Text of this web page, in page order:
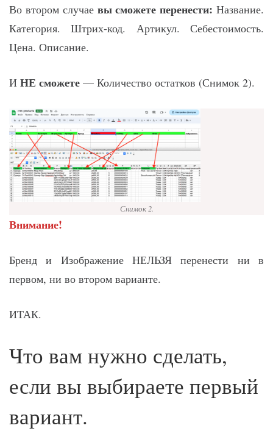
Во втором случае вы сможете перенести: Название.
Категория. Штрих-код. Артикул. Себестоимость.
Цена. Описание.
И НЕ сможете — Количество остатков (Снимок 2).
Снимок 2.
Внимание!
Бренд и Изображение НЕЛЬЗЯ перенести ни в
первом, ни во втором варианте.
ИТАК.
Что вам нужно сделать,
если вы выбираете первый
вариант.